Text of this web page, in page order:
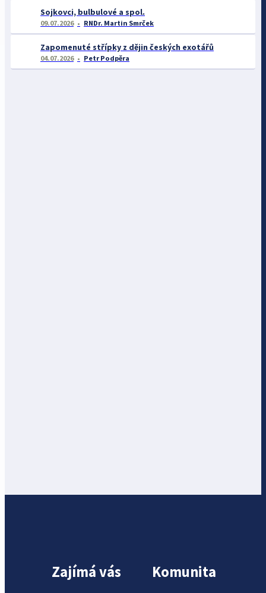
Sojkovci, bulbulové a spol.
09.07.2026 RNDr. Martin Smrček
Zapomenuté střípky z dějin českých exotářů
04.07.2026 Petr Podpěra
Zajímá vás Komunita